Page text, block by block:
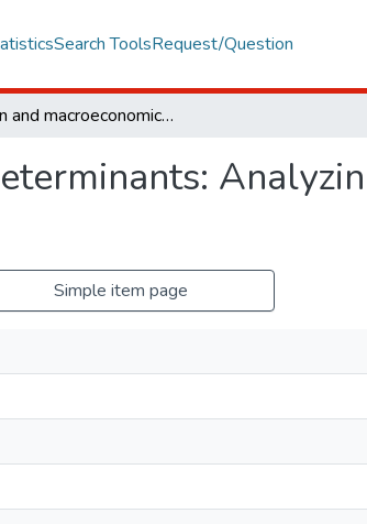
Search ToolsRequest/Question
Bitcoin and macroeconomic determinants: Analyzing individual fx deposits in Türkiye
Simple item page